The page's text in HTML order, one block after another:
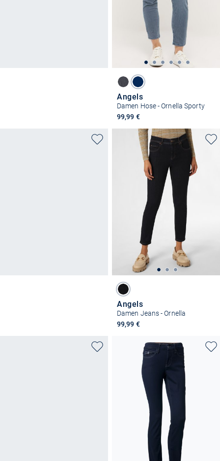
Angels
Damen Hose - Ornella Sporty
99,99 €
Angels
Damen Jeans - Ornella
99,99 €